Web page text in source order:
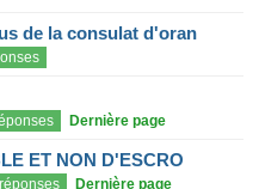
de la consulat d'oran
Dernière page
ET NON D'ESCRO
réponses Dernière page